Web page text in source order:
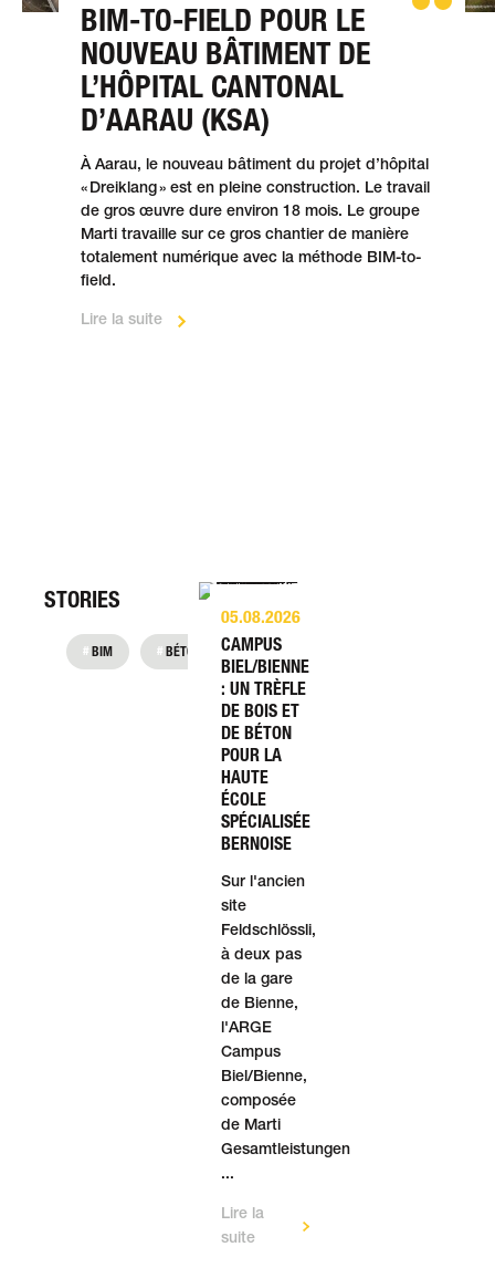
BIM-TO-FIELD POUR LE
NOUVEAU BÂTIMENT DE
L’HÔPITAL CANTONAL
D’AARAU (KSA)
À Aarau, le nouveau bâtiment du projet d’hôpital
« Dreiklang » est en pleine construction. Le travail
de gros œuvre dure environ 18 mois. Le groupe
Marti travaille sur ce gros chantier de manière
totalement numérique avec la méthode BIM-to-
field.
Lire la suite
STORIES
BIM BÉTON APPARENT
05.08.2026
CAMPUS
BIEL/BIENNE
: UN TRÈFLE
DE BOIS ET
DE BÉTON
POUR LA
HAUTE
ÉCOLE
SPÉCIALISÉE
BERNOISE
Sur l'ancien
site
Feldschlössli,
à deux pas
de la gare
de Bienne,
l'ARGE
Campus
Biel/Bienne,
composée
de Marti
Gesamtleistungen
...
Lire la
suite